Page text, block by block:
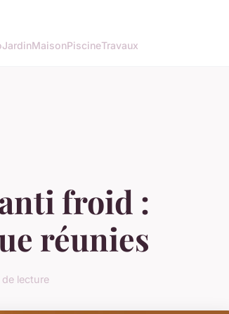
JardinMaisonPiscineTravaux
froid :
réunies
lecture